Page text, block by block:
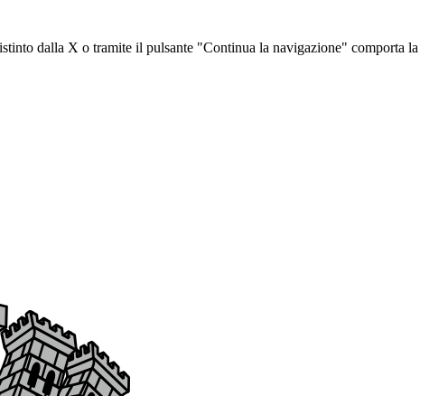
dalla X o tramite il pulsante "Continua la navigazione" comporta la